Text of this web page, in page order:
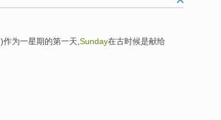
)作为一星期的第一天, Sunday在古时候是献给